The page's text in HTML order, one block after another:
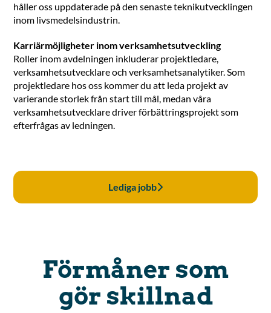
håller oss uppdaterade på den senaste teknikutvecklingen
inom livsmedelsindustrin.
Karriärmöjligheter inom verksamhetsutveckling
Roller inom avdelningen inkluderar projektledare,
verksamhetsutvecklare och verksamhetsanalytiker. Som
projektledare hos oss kommer du att leda projekt av
varierande storlek från start till mål, medan våra
verksamhetsutvecklare driver förbättringsprojekt som
efterfrågas av ledningen.
Lediga jobb
Förmåner som
gör skillnad